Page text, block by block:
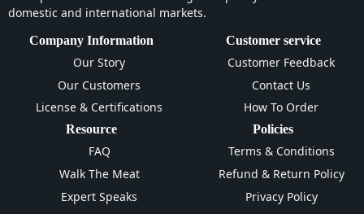
domestic and international markets.
Company Information
Our Story
Our Customers
License & Certifications
Customer service
Customer Feedback
Contact Us
How To Order
Resource
FAQ
Walk The Meat
Expert Speaks
Policies
Terms & Conditions
Refund & Return Policy
Privacy Policy